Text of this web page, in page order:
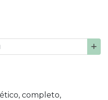
completo,